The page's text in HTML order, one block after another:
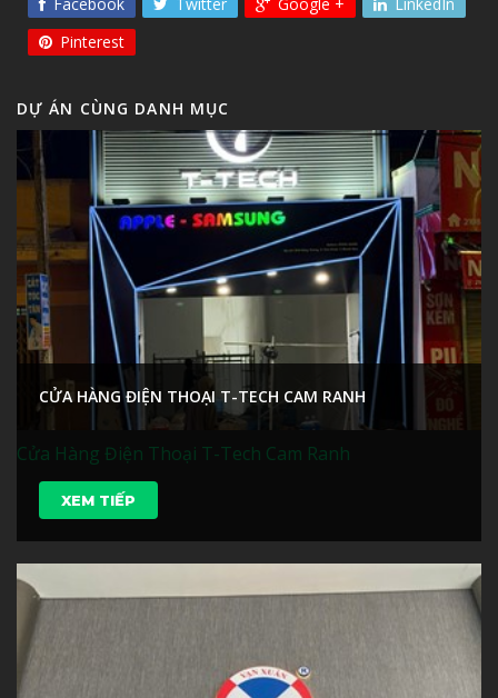
Pinterest
DỰ ÁN CÙNG DANH MỤC
CỬA HÀNG ĐIỆN THOẠI T-TECH CAM RANH
XEM TIẾP
Cửa Hàng Điện Thoại T-Tech Cam Ranh